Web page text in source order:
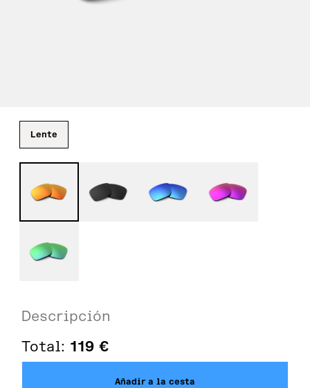
Lente
Descripción
Total: 119 €
Añadir a la cesta